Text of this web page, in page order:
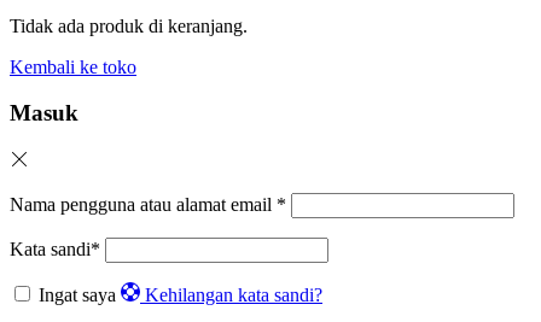
Tidak ada produk di keranjang.
Kembali ke toko
Masuk
Nama pengguna atau alamat email *
Kata sandi*
Ingat saya Kehilangan kata sandi?